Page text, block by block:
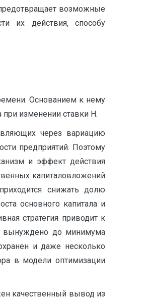
возможные
их действия, способу
Основанием к нему
изменении ставки Н.
через вариацию
предприятий. Поэтому
и эффект действия
капиталовложений
снижать долю
основного капитала и
стратегия приводит к
вынуждено до минимума
и даже несколько
в модели оптимизации
качественный вывод из